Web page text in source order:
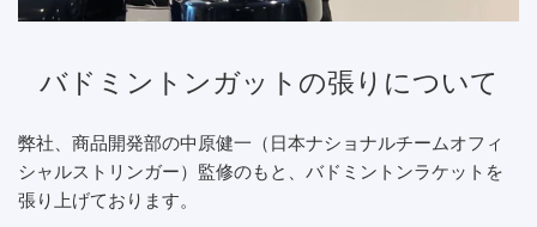
バドミントンガットの張りについて
弊社、商品開発部の中原健一（日本ナショナルチームオフィ
シャルストリンガー）監修のもと、バドミントンラケットを
張り上げております。